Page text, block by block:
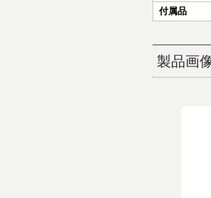
付属品
製品画